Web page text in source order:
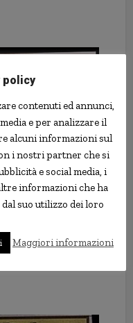
i miei jeans
sul serio: non ha nessun
policy
contenuti ed annunci,
e per analizzare il
alcuni informazioni sul
i nostri partner che si
e social media, i
informazioni che ha
suo utilizzo dei loro
Maggiori informazioni